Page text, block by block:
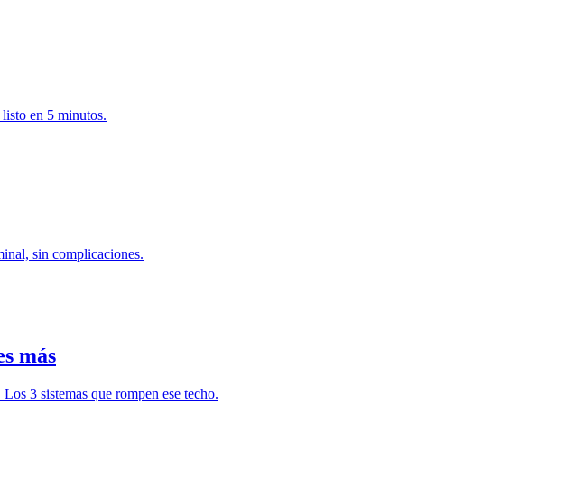
en 5 minutos.
sin complicaciones.
más
3 sistemas que rompen ese techo.